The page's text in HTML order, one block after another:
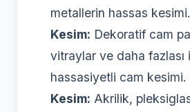
metallerin hassas kesimi.
Kesim: Dekoratif cam
vitraylar ve daha fazlası
hassasiyetli cam kesimi.
Kesim: Akrilik,